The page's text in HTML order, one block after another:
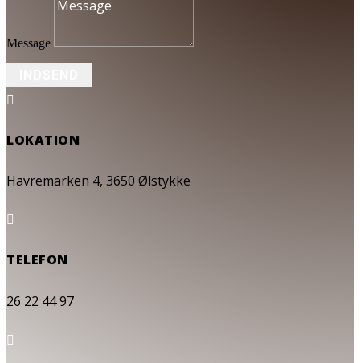
Message

LOKATION
Havremarken 4, 3650 Ølstykke

TELEFON
26 22 44 97
